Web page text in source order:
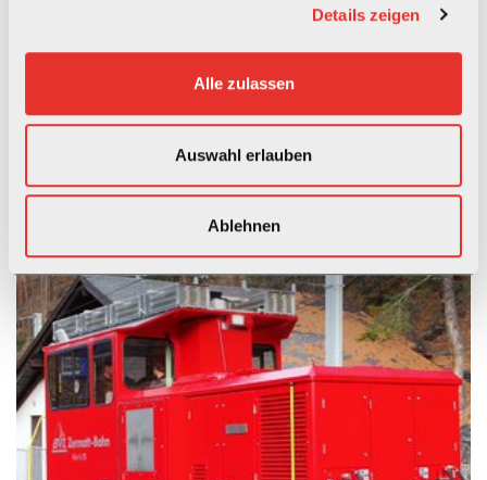
Details zeigen
Alle zulassen
Auswahl erlauben
Ablehnen
findest du dich schnell in neuen Situationen zurecht. Du bist
erachtest du als Chance für eine flexible Freizeitgestaltung.
medizinischen Tauglichkeitsuntersuchung unterziehen und
diese bestehen.